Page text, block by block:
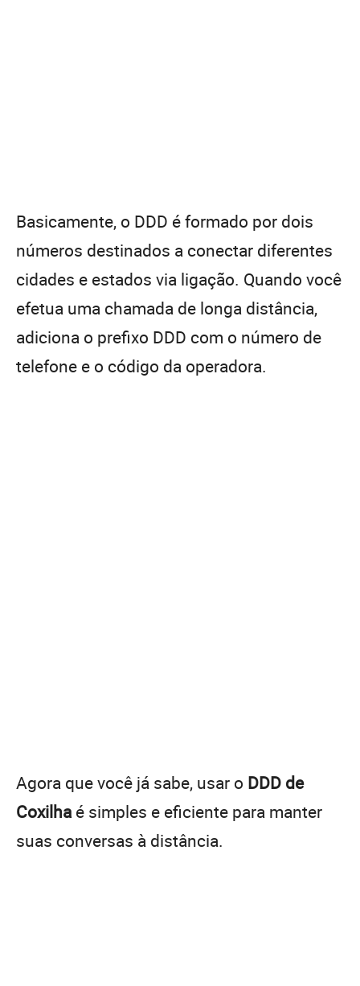
Basicamente, o DDD é formado por dois
números destinados a conectar diferentes
cidades e estados via ligação. Quando você
efetua uma chamada de longa distância,
adiciona o prefixo DDD com o número de
telefone e o código da operadora.
Agora que você já sabe, usar o DDD de
Coxilha é simples e eficiente para manter
suas conversas à distância.